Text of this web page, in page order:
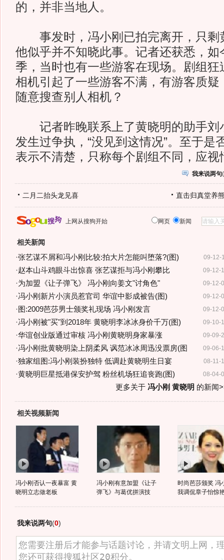
的，并非当地人。
事发时，冯小刚已拍完离开，只剩
他似乎并不知晓此事。记者还获悉，如
季，当时也有一些游客在现场。剧组狂
相机引起了一些游客不满，有游客质疑
随意搜查别人相机？
记者昨晚联系上了黄晓明的助手刘
发生过争执，“没见到这情况”。至于是
表示不清楚，只称每个剧组不同，应视
我来说两句(
二月二抬头龙见喜 直击归真堂养
上网从搜狗开始 网页 新闻
相关新闻
09-12-
·张艺谋不屑和冯小刚比较:拍大片怎能叫堕落?(图)
09-12-
·赵本山斗鸡眼斗出惊喜 张艺谋拒与冯小刚攀比
09-12-
·为加盟《让子弹飞》 冯小刚向姜文"讨角色"
09-12-
·冯小刚新片小演员惹官司 华谊中影成被告(图)
09-12-
· 图:2009芭莎男士颁奖礼现场 冯小刚发言
09-10-
·冯小刚被"买"到2018年 黄晓明李冰冰身价千万(图)
09-09-
·华谊创业版通过审核 冯小刚黄晓明身家暴涨
09-06-
·冯小刚批黄晓明染上阴柔风 讽范冰冰周迅没票房(图
08-11-
·独家组图:冯小刚装扮独特 低调赴黄晓明生日宴
08-04-
·黄晓明巨星抵港保安护驾 粉丝机场狂追丧跑(图)
更多关于 冯小刚 黄晓明 的新闻
相关视频新闻
冯小刚否认一夜暴富 黄
晓明立志做老板
冯小刚有意加盟《让子
弹飞》与葛优拼演技
时尚芭莎颁奖 冯
我调侃章子怡惊
我来说两句(0)